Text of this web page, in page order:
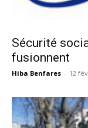
Sécurité
fusionnent
Hiba Benfares - 12